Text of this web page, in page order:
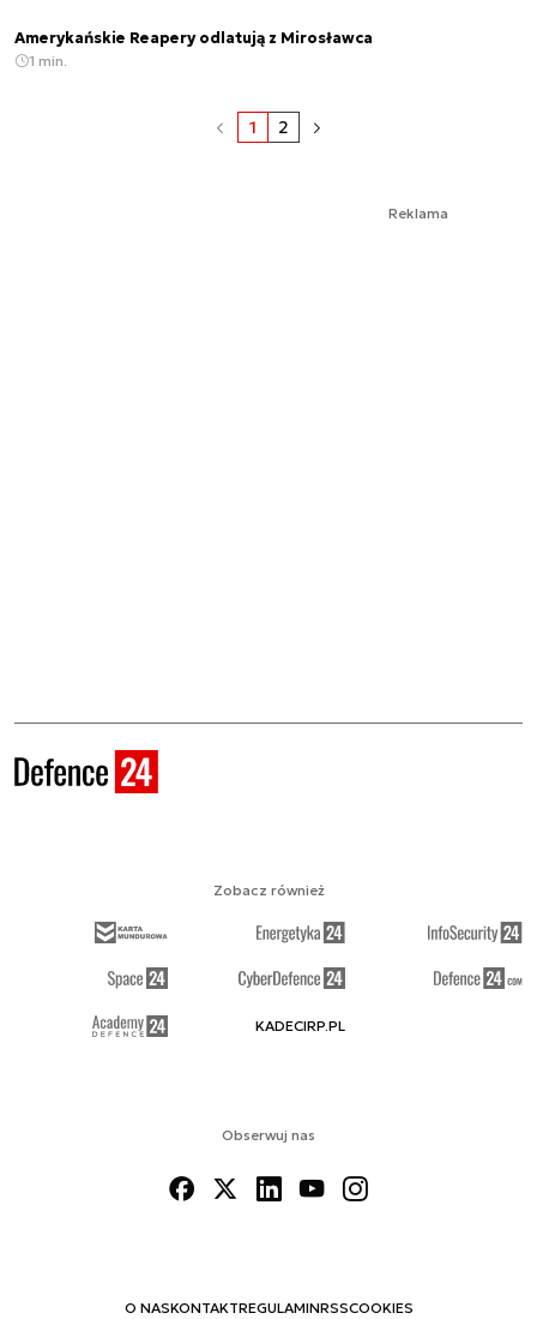
Amerykańskie Reapery odlatują z Mirosławca
1 min.
1 2
Reklama
Obserwuj nas
O NASKONTAKTREGULAMINRSSCOOKIES
Zobacz również
KADECIRP.PL